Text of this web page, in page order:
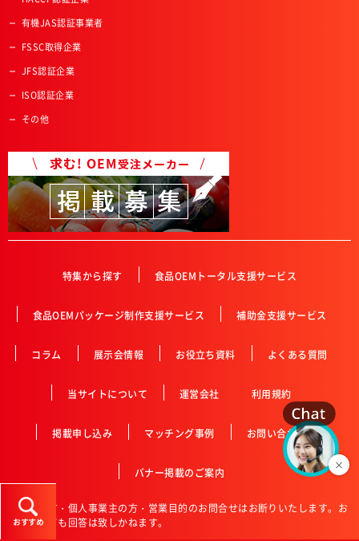
おすすめ
有機JAS認証事業者
FSSC取得企業
JFS認証企業
ISO認証企業
その他
特集から探す 食品OEMトータル支援サービス
食品OEMパッケージ制作支援サービス 補助金支援サービス
コラム 展示会情報 お役立ち資料 よくある質問
当サイトについて 運営会社 利用規約
掲載申し込み マッチング事例 お問い合わせ
バナー掲載のご案内
※個人の方・個人事業主の方・営業目的のお問合せはお断りいたします。お
送り頂いても回答は致しかねます。